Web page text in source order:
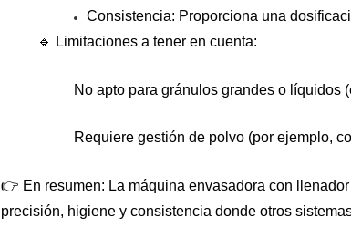
Consistencia: Proporciona una
🔹 Limitaciones a tener en cuenta:
No apto para gránulos grandes o líquidos
Requiere gestión de polvo (por ejemplo,
👉 En resumen: La máquina envasadora con
precisión, higiene y consistencia donde otros